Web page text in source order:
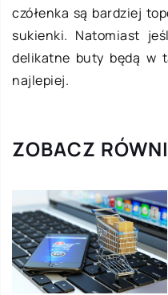
czółenka są bardziej
sukienki. Natomiast
delikatne buty będą w
najlepiej.
ZOBACZ